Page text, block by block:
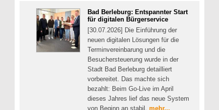
Bad Berleburg: Entspannter Start
für digitalen Bürgerservice
[30.07.2026] Die Einführung der
neuen digitalen Lösungen für die
Terminvereinbarung und die
Besuchersteuerung wurde in der
Stadt Bad Berleburg detailliert
vorbereitet. Das machte sich
bezahlt: Beim Go-Live im April
dieses Jahres lief das neue System
von Beginn an stabil. mehr...